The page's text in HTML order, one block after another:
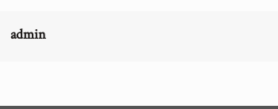
admin